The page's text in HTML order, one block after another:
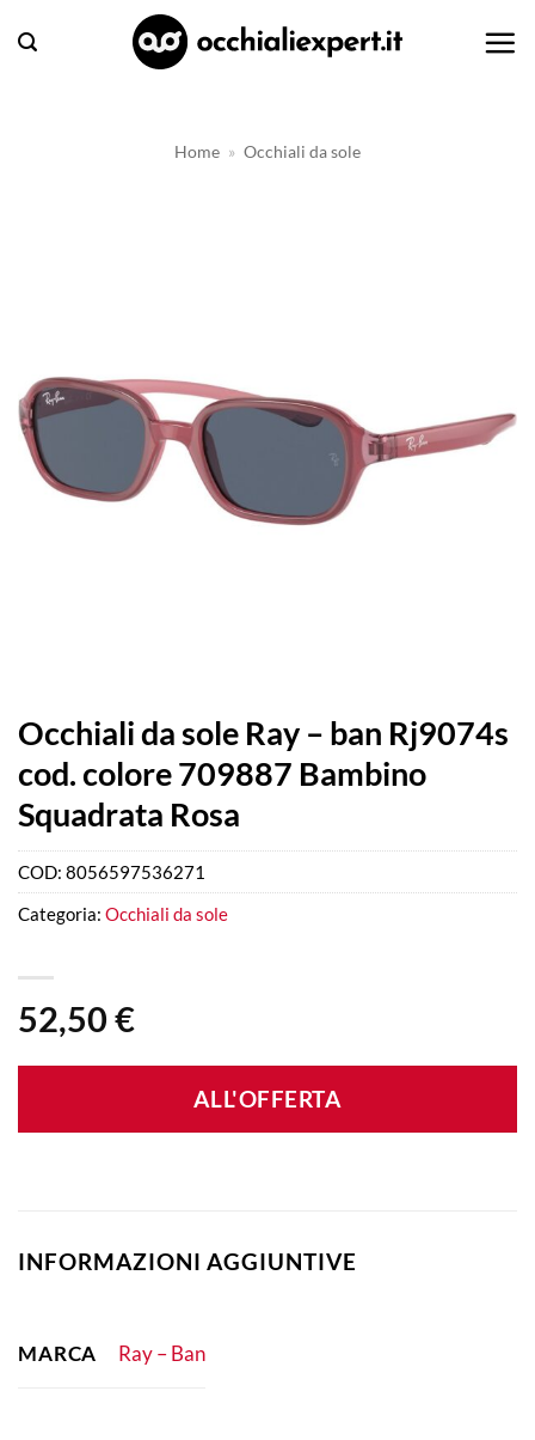
Home » Occhiali da sole
Occhiali da sole Ray – ban Rj9074s
cod. colore 709887 Bambino
Squadrata Rosa
52,50 €
ALL'OFFERTA
COD: 8056597536271
Categoria: Occhiali da sole
INFORMAZIONI AGGIUNTIVE
MARCA Ray – Ban